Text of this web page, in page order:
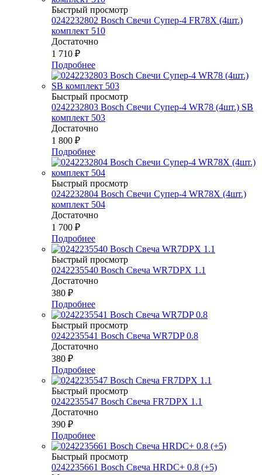
Быстрый просмотр
0242232802 Bosch Свечи Супер-4 FR78Х (4шт.)
комплект 510
Достаточно
1 710 ₽
Подробнее
Быстрый просмотр
0242232803 Bosch Свечи Супер-4 WR78 (4шт.) SB
комплект 503
Достаточно
1 800 ₽
Подробнее
Быстрый просмотр
0242232804 Bosch Свечи Супер-4 WR78Х (4шт.)
комплект 504
Достаточно
1 700 ₽
Подробнее
Быстрый просмотр
0242235540 Bosch Свеча WR7DPX 1.1
Достаточно
380 ₽
Подробнее
Быстрый просмотр
0242235541 Bosch Свеча WR7DP 0.8
Достаточно
380 ₽
Подробнее
Быстрый просмотр
0242235547 Bosch Свеча FR7DPX 1.1
Достаточно
390 ₽
Подробнее
Быстрый просмотр
0242235661 Bosch Свеча HRDC+ 0.8 (+5)